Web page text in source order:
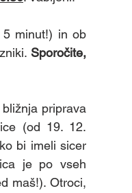
5 minut!) in ob
Sporočite,
priprava
(od 19. 12.
bi imeli sicer
je po vseh
maš!). Otroci,